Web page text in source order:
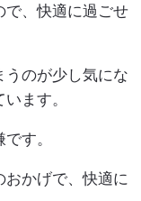
で、快適に過ごせ
のが少し気にな
ます。
す。
かげで、快適に